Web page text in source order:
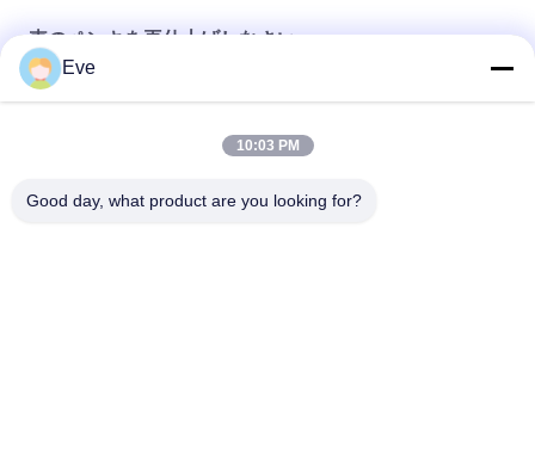
車のペンキを再仕上げしなさい
自動車用塗料の混ざり前 自動車用噴霧用アクリル塗料
多機能自動車用車漆 ハバナ グレー色 無害
Eve
10:03 PM
Good day, what product are you looking for?